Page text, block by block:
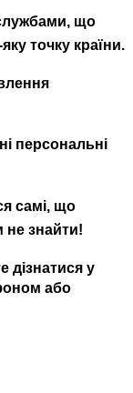
що
точку країни.
персональні
самі, що
не знайти!
дізнатися у
або